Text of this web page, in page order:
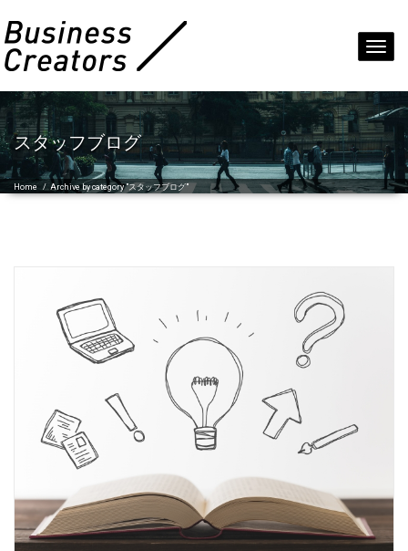
スタッフブログ
Home /Archive by category "スタッフブログ"